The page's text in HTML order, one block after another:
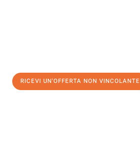
RICEVI UN'OFFERTA NON VINCOLANTE